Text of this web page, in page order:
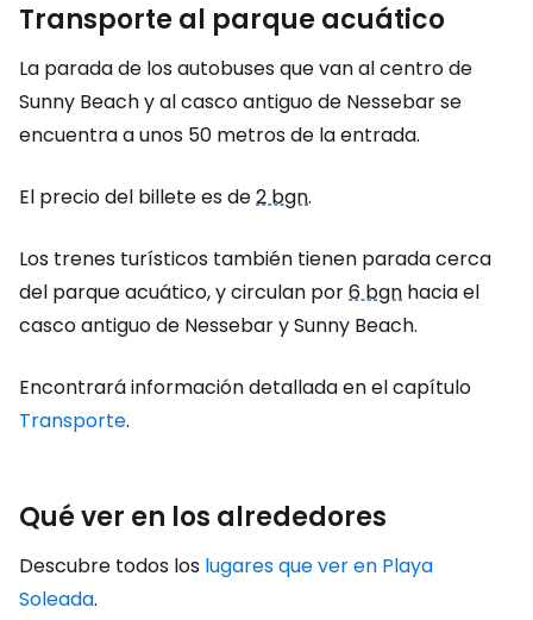
Transporte al parque acuático
La parada de los autobuses que van al centro de
Sunny Beach y al casco antiguo de Nessebar se
encuentra a unos 50 metros de la entrada.
El precio del billete es de2 bgn.
Los trenes turísticos también tienen parada cerca
del parque acuático, y circulan por6 bgn hacia el
casco antiguo de Nessebar y Sunny Beach.
Encontrará información detallada en el capítulo
Transporte.
Qué ver en los alrededores
Descubre todos los lugares que ver en Playa
Soleada.